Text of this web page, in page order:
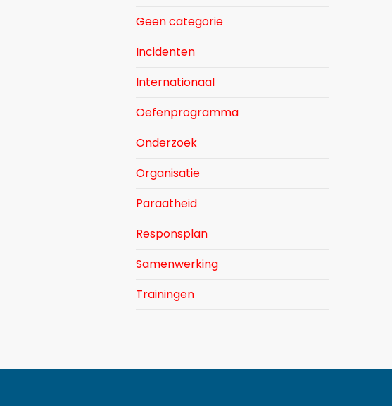
Geen categorie
Incidenten
Internationaal
Oefenprogramma
Onderzoek
Organisatie
Paraatheid
Responsplan
Samenwerking
Trainingen